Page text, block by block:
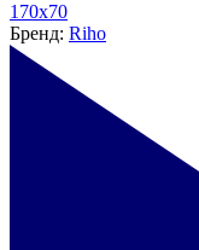
170x70
Бренд: Riho